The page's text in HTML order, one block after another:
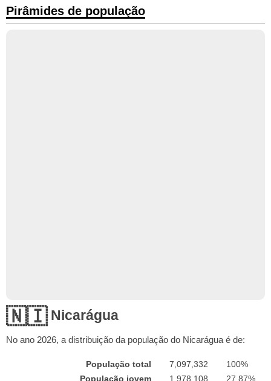
Pirâmides de população
🇳🇮Nicarágua
No ano 2026, a distribuição da população do Nicarágua é de:
População total 7,097,332
100%
População jovem
1,978,108
27.87%